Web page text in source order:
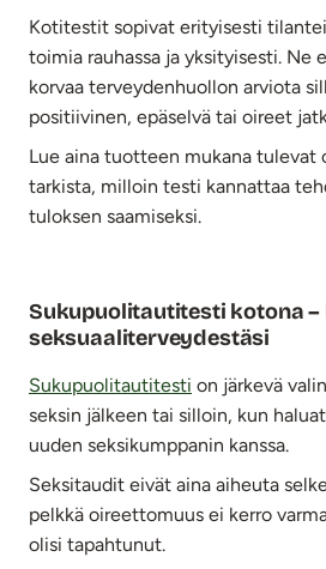
Kotitestit sopivat erityisesti
toimia rauhassa ja yksityisesti. Ne
korvaa terveydenhuollon arviota
positiivinen, epäselvä tai oireet
Lue aina tuotteen mukana tulevat
tarkista, milloin testi kannattaa
tuloksen saamiseksi.
Sukupuolitautitesti kotona –
seksuaaliterveydestäsi
Sukupuolitautitesti on järkevä
seksin jälkeen tai silloin, kun
uuden seksikumppanin kanssa.
Seksitaudit eivät aina aiheuta
pelkkä oireettomuus ei kerro
olisi tapahtunut.